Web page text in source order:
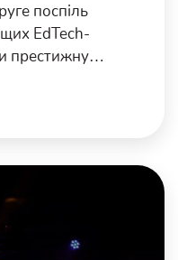
поспіль
EdTech-
престижну